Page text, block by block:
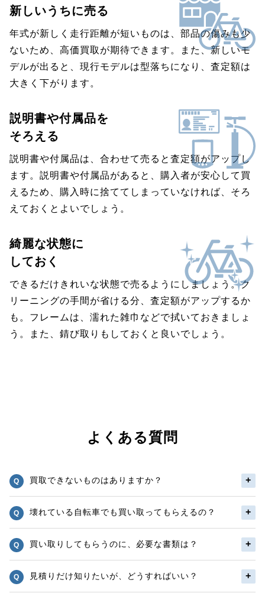
新しいうちに売る
年式が新しく走行距離が短いものは、部品の傷みも少
ないため、高価買取が期待できます。また、新しいモ
デルが出ると、現行モデルは型落ちになり、査定額は
大きく下がります。
説明書や付属品を
そろえる
説明書や付属品は、合わせて売ると査定額がアップし
ます。説明書や付属品があると、購入者が安心して買
えるため、購入時に捨ててしまっていなければ、そろ
えておくとよいでしょう。
綺麗な状態に
しておく
できるだけきれいな状態で売るようにしましょう。ク
リーニングの手間が省ける分、査定額がアップするか
も。フレームは、濡れた雑巾などで拭いておきましょ
う。また、錆び取りもしておくと良いでしょう。
よくある質問
買取できないものはありますか？
壊れている自転車でも買い取ってもらえるの？
買い取りしてもらうのに、必要な書類は？
見積りだけ知りたいが、どうすればいい？